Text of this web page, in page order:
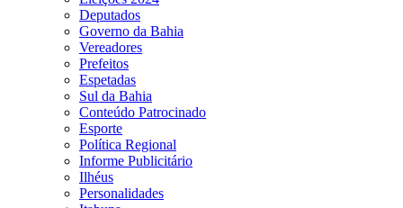
Deputados
Governo da Bahia
Vereadores
Prefeitos
Espetadas
Sul da Bahia
Conteúdo Patrocinado
Esporte
Política Regional
Informe Publicitário
Ilhéus
Personalidades